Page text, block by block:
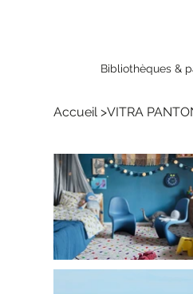
Bibliothèques &
Accueil >VITRA